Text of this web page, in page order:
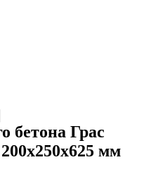
бетона Грас
мм